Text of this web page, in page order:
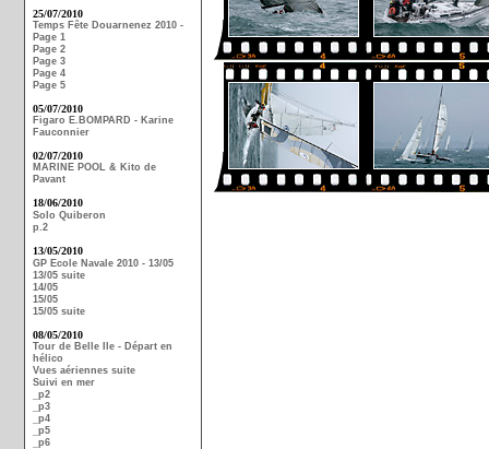
25/07/2010
Temps Fête Douarnenez 2010 -
Page 1
Page 2
Page 3
Page 4
Page 5
05/07/2010
Figaro E.BOMPARD - Karine
Fauconnier
02/07/2010
MARINE POOL & Kito de
Pavant
18/06/2010
Solo Quiberon
p.2
13/05/2010
GP Ecole Navale 2010 - 13/05
13/05 suite
14/05
15/05
15/05 suite
08/05/2010
Tour de Belle Ile - Départ en
hélico
Vues aériennes suite
Suivi en mer
_p2
_p3
_p4
_p5
_p6